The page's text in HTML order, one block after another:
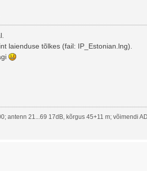
laienduse tõlkes (fail: IP_Estonian.lng).
antenn 21...69 17dB, kõrgus 45+11 m; võimendi